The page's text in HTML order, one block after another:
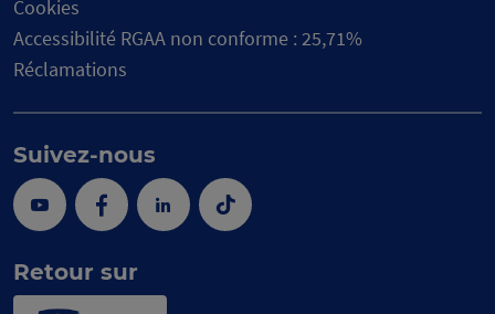
Cookies
Accessibilité RGAA non conforme : 25,71%
Réclamations
Suivez-nous
YoutubeFacebookLinkedinTik
Tok
Retour sur